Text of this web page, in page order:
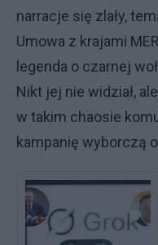
narracje się zlały,
Umowa z krajami
legenda o czarnej
Nikt jej nie widział,
w takim chaosie
kampanię wyborczą